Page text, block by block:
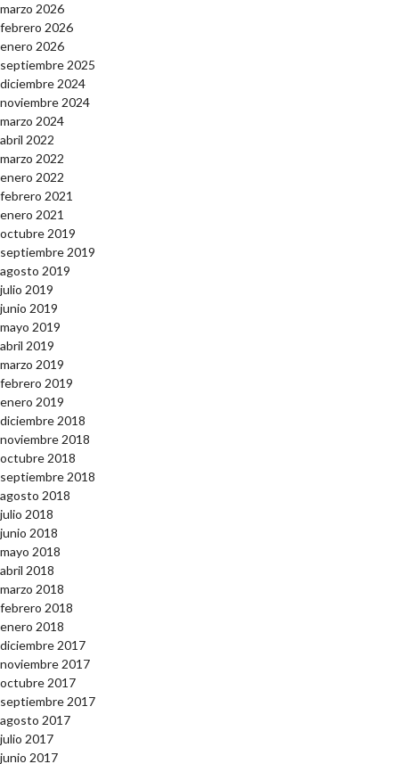
marzo 2026
febrero 2026
enero 2026
septiembre 2025
diciembre 2024
noviembre 2024
marzo 2024
abril 2022
marzo 2022
enero 2022
febrero 2021
enero 2021
octubre 2019
septiembre 2019
agosto 2019
julio 2019
junio 2019
mayo 2019
abril 2019
marzo 2019
febrero 2019
enero 2019
diciembre 2018
noviembre 2018
octubre 2018
septiembre 2018
agosto 2018
julio 2018
junio 2018
mayo 2018
abril 2018
marzo 2018
febrero 2018
enero 2018
diciembre 2017
noviembre 2017
octubre 2017
septiembre 2017
agosto 2017
julio 2017
junio 2017